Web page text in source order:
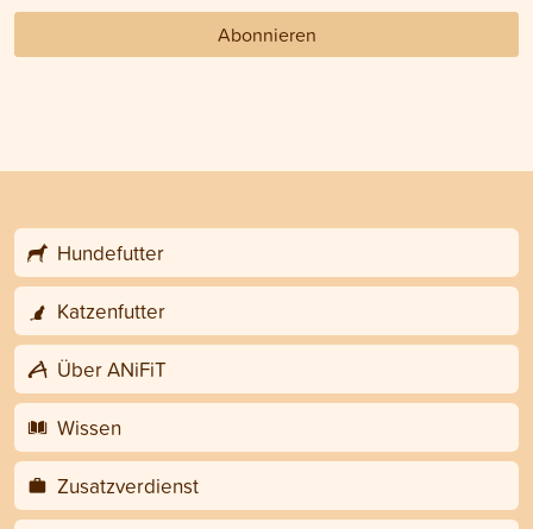
Abonnieren
Hundefutter
Katzenfutter
Über ANiFiT
Wissen
Zusatzverdienst